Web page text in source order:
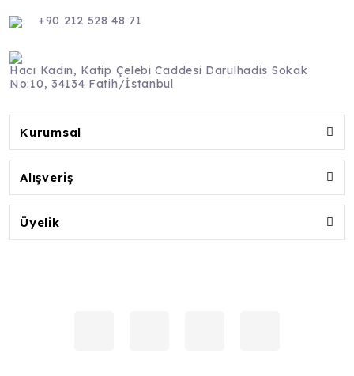
+90 212 528 48 71
Hacı Kadın, Katip Çelebi Caddesi Darulhadis Sokak
No:10, 34134 Fatih/İstanbul
Kurumsal
Alışveriş
Üyelik